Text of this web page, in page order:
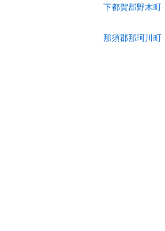
下都賀郡野木町
那須郡那珂川町